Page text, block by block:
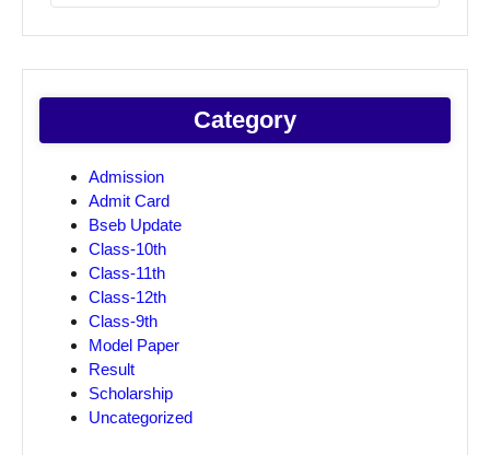
Category
Admission
Admit Card
Bseb Update
Class-10th
Class-11th
Class-12th
Class-9th
Model Paper
Result
Scholarship
Uncategorized